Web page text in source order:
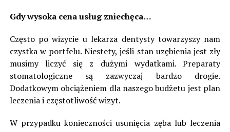
Gdy wysoka cena usług zniechęca…
Często po wizycie u lekarza dentysty towarzyszy nam
czystka w portfelu. Niestety, jeśli stan uzębienia jest zły
musimy liczyć się z dużymi wydatkami. Preparaty
stomatologiczne są zazwyczaj bardzo drogie.
Dodatkowym obciążeniem dla naszego budżetu jest plan
leczenia i częstotliwość wizyt.
W przypadku konieczności usunięcia zęba lub leczenia